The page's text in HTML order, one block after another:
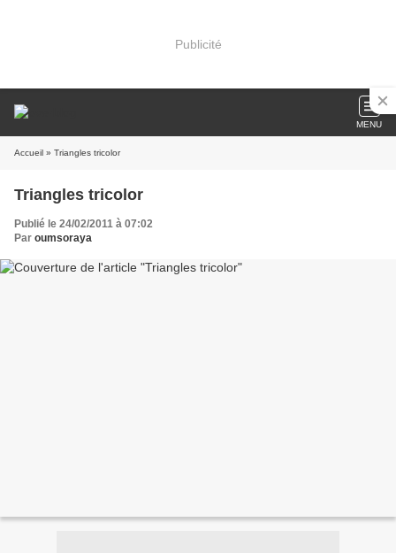
Publicité
MENU
Accueil » Triangles tricolor
Triangles tricolor
Publié le 24/02/2011 à 07:02
Par oumsoraya